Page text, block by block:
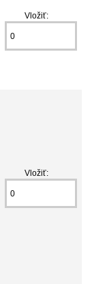
Vložiť:
Vložiť: